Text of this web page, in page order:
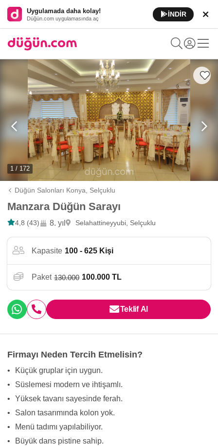
Uygulamada daha kolay!
Düğün.com uygulamasında aç
İNDİR
1 / 172
Düğün Salonları Konya, Selçuklu
Manzara Düğün Sarayı
4,8 (43) 8. yıl Selahattineyyubi, Selçuklu
Kapasite 100 - 625 Kişi
Paket 130.000 100.000 TL
Teklif Al
Firmayı Neden Tercih Etmelisin?
•
Küçük gruplar için uygun.
•
Süslemesi modern ve ihtişamlı.
•
Yüksek tavanı sayesinde ferah.
•
Salon tasarımında kolon yok.
•
Menü tadımı yapılabiliyor.
•
Büyük dans pistine sahip.